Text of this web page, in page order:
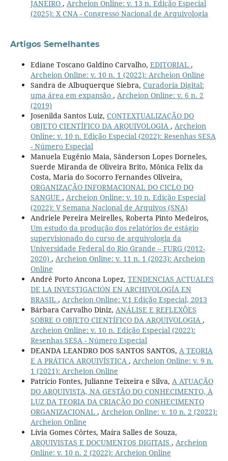
JANEIRO , Archeion Online: v. 13 n. Edição Especial
(2025): X CNA - Congresso Nacional de Arquivologia
Artigos Semelhantes
Ediane Toscano Galdino Carvalho, EDITORIAL ,
Archeion Online: v. 10 n. 1 (2022): Archeion Online
Sandra de Albuquerque Siebra, Curadoria Digital:
uma área em expansão , Archeion Online: v. 6 n. 2
(2019)
Josenilda Santos Luiz, CONTEXTUALIZAÇÃO DO
OBJETO CIENTÍFICO DA ARQUIVOLOGIA , Archeion
Online: v. 10 n. Edição Especial (2022): Resenhas SESA
- Número Especial
Manuela Eugênio Maia, Sânderson Lopes Dorneles,
Suerde Miranda de Oliveira Brito, Mônica Felix da
Costa, Maria do Socorro Fernandes Oliveira,
ORGANIZAÇÃO INFORMACIONAL DO CICLO DO
SANGUE , Archeion Online: v. 10 n. Edição Especial
(2022): V Semana Nacional de Arquivos (SNA)
Andriele Pereira Meirelles, Roberta Pinto Medeiros,
Um estudo da produção dos relatórios de estágio
supervisionado do curso de arquivologia da
Universidade Federal do Rio Grande – FURG (2012-
2020) , Archeion Online: v. 11 n. 1 (2023): Archeion
Online
André Porto Ancona Lopez, TENDENCIAS ACTUALES
DE LA INVESTIGACIÓN EN ARCHIVOLOGÍA EN
BRASIL , Archeion Online: V.1 Edição Especial, 2013
Bárbara Carvalho Diniz, ANÁLISE E REFLEXÕES
SOBRE O OBJETO CIENTÍFICO DA ARQUIVOLOGIA ,
Archeion Online: v. 10 n. Edição Especial (2022):
Resenhas SESA - Número Especial
DEANDA LEANDRO DOS SANTOS SANTOS, A TEORIA
E A PRÁTICA ARQUIVÍSTICA , Archeion Online: v. 9 n.
1 (2021): Archeion Online
Patrício Fontes, Julianne Teixeira e Silva, A ATUAÇÃO
DO ARQUIVISTA, NA GESTÃO DO CONHECIMENTO, À
LUZ DA TEORIA DA CRIAÇÃO DO CONHECIMENTO
ORGANIZACIONAL , Archeion Online: v. 10 n. 2 (2022):
Archeion Online
Lívia Gomes Côrtes, Maíra Salles de Souza,
ARQUIVISTAS E DOCUMENTOS DIGITAIS , Archeion
Online: v. 10 n. 2 (2022): Archeion Online